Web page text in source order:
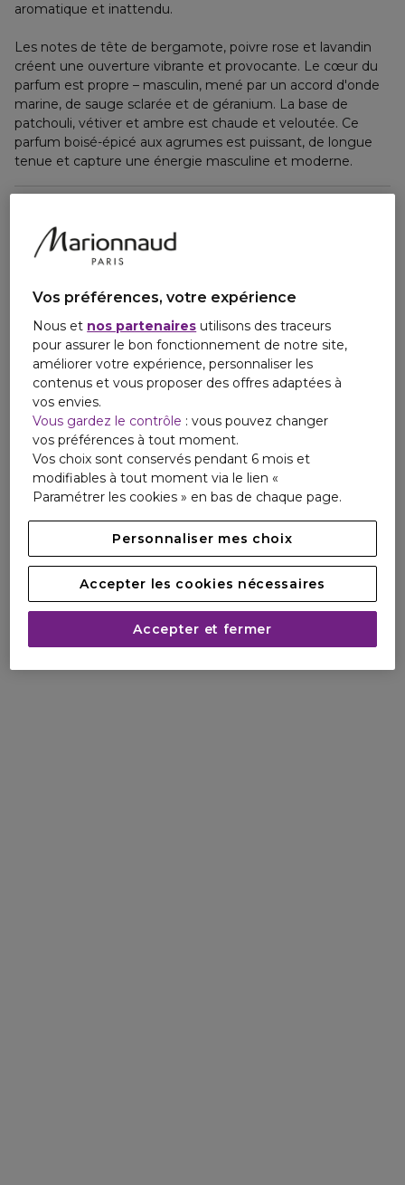
aromatique et inattendu.
Les notes de tête de bergamote, poivre rose et lavandin
créent une ouverture vibrante et provocante. Le cœur du
parfum est propre – masculin, mené par un accord d'onde
marine, de sauge sclarée et de géranium. La base de
patchouli, vétiver et ambre est chaude et veloutée. Ce
parfum boisé-épicé aux agrumes est puissant, de longue
tenue et capture une énergie masculine et moderne.
Ingrédients
Vos préférences, votre expérience
Nous et nos partenaires utilisons des traceurs
pour assurer le bon fonctionnement de notre site,
améliorer votre expérience, personnaliser les
contenus et vous proposer des offres adaptées à
vos envies.
Vous gardez le contrôle : vous pouvez changer
vos préférences à tout moment.
Vos choix sont conservés pendant 6 mois et
modifiables à tout moment via le lien «
Paramétrer les cookies » en bas de chaque page.
Personnaliser mes choix
Accepter les cookies nécessaires
Accepter et fermer